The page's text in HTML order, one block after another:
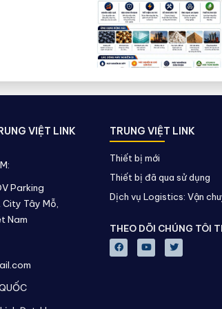
VIỆT LINK
Parking
City Tây Mỗ,
Nam
TRUNG VIỆT LINK
Thiết bị mới
Thiết bị đã qua sử dụng
Dịch vụ Logistics: Vận
THEO DÕI CHÚNG TÔI